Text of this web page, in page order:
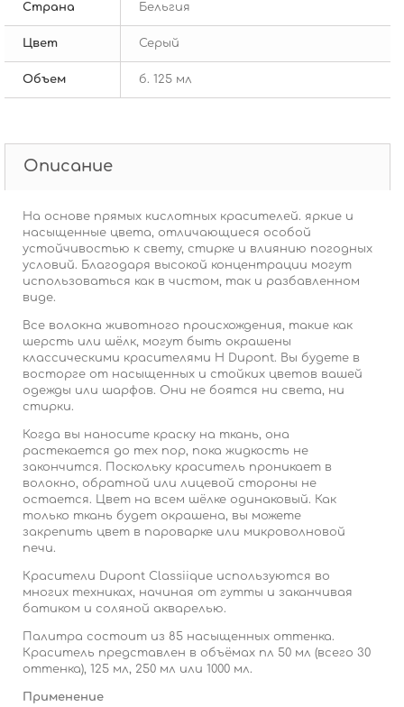
Страна Бельгия
Цвет Серый
Объем б. 125 мл
Описание
На основе прямых кислотных красителей. яркие и
насыщенные цвета, отличающиеся особой
устойчивостью к свету, стирке и влиянию погодных
условий. Благодаря высокой концентрации могут
использоваться как в чистом, так и разбавленном
виде.
Все волокна животного происхождения, такие как
шерсть или шёлк, могут быть окрашены
классическими красителями H Dupont. Вы будете в
восторге от насыщенных и стойких цветов вашей
одежды или шарфов. Они не боятся ни света, ни
стирки.
Когда вы наносите краску на ткань, она
растекается до тех пор, пока жидкость не
закончится. Поскольку краситель проникает в
волокно, обратной или лицевой стороны не
остается. Цвет на всем шёлке одинаковый. Как
только ткань будет окрашена, вы можете
закрепить цвет в пароварке или микроволновой
печи.
Красители Dupont Classiique используются во
многих техниках, начиная от гутты и заканчивая
батиком и соляной акварелью.
Палитра состоит из 85 насыщенных оттенка.
Краситель представлен в объёмах пл 50 мл (всего 30
оттенка), 125 мл, 250 мл или 1000 мл.
Применение